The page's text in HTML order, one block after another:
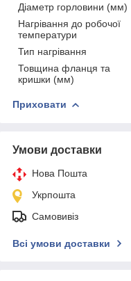
Діаметр горловини (мм)
Нагрівання до робочої
температури
Тип нагрівання
Товщина фланця та
кришки (мм)
Приховати
Умови доставки
Нова Пошта
Укрпошта
Самовивіз
Всі умови доставки